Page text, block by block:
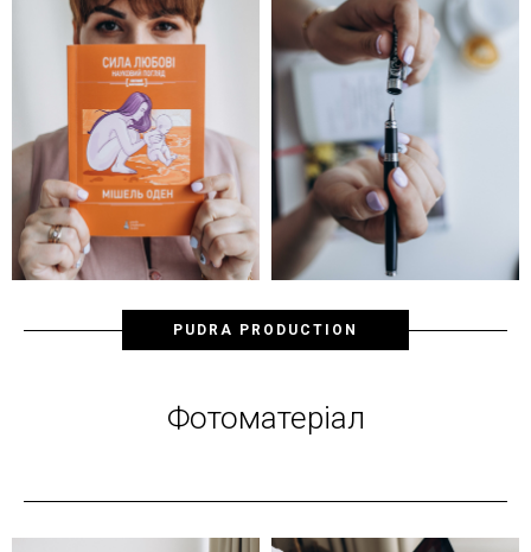
PUDRA PRODUCTION
Фотоматеріал